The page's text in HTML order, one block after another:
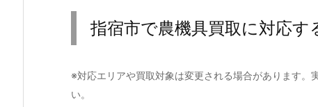
指宿市で農機具買取に対応す
※対応エリアや買取対象は変更される場合があります。
い。